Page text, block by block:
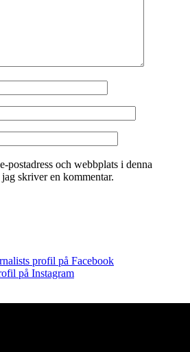
postadress och webbplats i denna
skriver en kommentar.
profil på Facebook
på Instagram